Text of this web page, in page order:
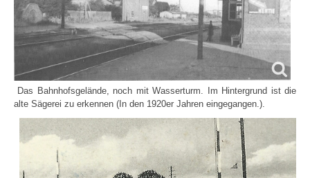
Das Bahnhofsgelände, noch mit Wasserturm. Im Hintergrund ist die
alte Sägerei zu erkennen (In den 1920er Jahren eingegangen.).